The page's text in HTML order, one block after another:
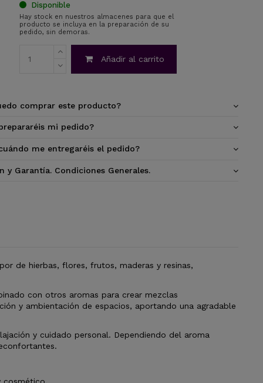
Disponible
Hay stock en nuestros almacenes para que el
producto se incluya en la preparación de su
pedido, sin demoras.
Añadir al carrito
comprar este producto?
mi pedido?
me entregaréis el pedido?
y Garantía. Condiciones Generales.
de hierbas, flores, frutos, maderas y resinas,
con otros aromas para crear mezclas
y ambientación de espacios, aportando una agradable
y cuidado personal. Dependiendo del aroma